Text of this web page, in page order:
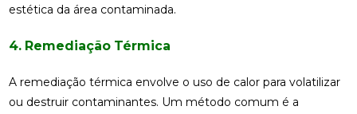
estética da área contaminada.
4. Remediação Térmica
A remediação térmica envolve o uso de calor para volatilizar
ou destruir contaminantes. Um método comum é a